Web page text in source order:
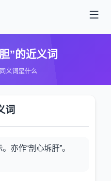
”的近义词
义词是什么
词
亦作“剖心坼肝”。